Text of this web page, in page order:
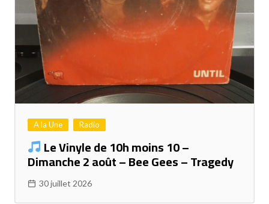
A la Une Radio
Le Vinyle de 10h moins 10 –
Dimanche 2 août – Bee Gees – Tragedy
30 juillet 2026